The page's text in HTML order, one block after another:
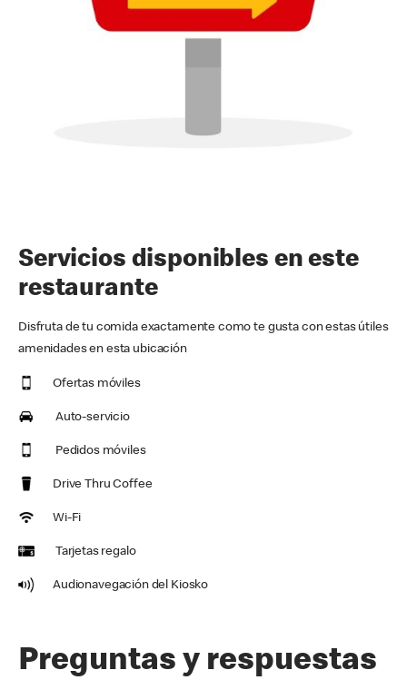
Servicios disponibles en este
restaurante
Disfruta de tu comida exactamente como te gusta con estas útiles
amenidades en esta ubicación
Ofertas móviles
Auto-servicio
Pedidos móviles
Drive Thru Coffee
Wi-Fi
Tarjetas regalo
Audionavegación del Kiosko
Preguntas y respuestas